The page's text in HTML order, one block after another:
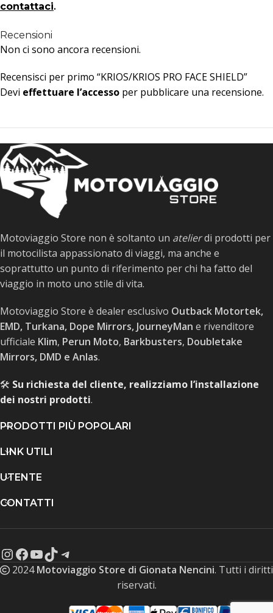
contattaci.
Recensioni
Non ci sono ancora recensioni.
Recensisci per primo “KRIOS/KRIOS PRO FACE SHIELD”
Devi effettuare l’accesso per pubblicare una recensione.
Motoviaggio Store non è soltanto un atelierdi prodotti per
il motocilista appassionato di viaggi, ma anche e
soprattutto un punto di riferimento per chi ha fatto del
viaggio in moto uno stile di vita.
Motoviaggio Store è dealer esclusivo Outback Motortek,
EMD, Turkana, Dope Mirrors, JourneyMan e rivenditore
ufficiale Klim, Perun Moto, Barkbusters, Doubletake
Mirrors, DMD e Anlas.
🛠️ Su richiesta del cliente, realizziamo l’installazione
dei nostri prodotti.
PRODOTTI PIÙ POPOLARI
LINK UTILI
UTENTE
CONTATTI
2024Motoviaggio Store di Gionata Nencini. Tutti i diritti
riservati.